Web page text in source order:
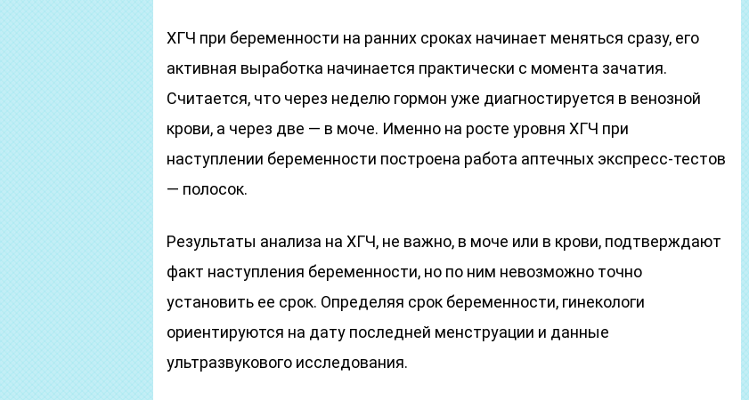
ХГЧ при беременности на ранних сроках начинает меняться сразу, его
активная выработка начинается практически с момента зачатия.
Считается, что через неделю гормон уже диагностируется в венозной
крови, а через две — в моче. Именно на росте уровня ХГЧ при
наступлении беременности построена работа аптечных экспресс-тестов
— полосок.
Результаты анализа на ХГЧ, не важно, в моче или в крови, подтверждают
факт наступления беременности, но по ним невозможно точно
установить ее срок. Определяя срок беременности, гинекологи
ориентируются на дату последней менструации и данные
ультразвукового исследования.